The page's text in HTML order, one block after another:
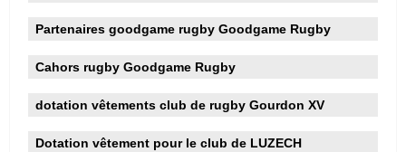
Partenaires goodgame rugby Goodgame Rugby
Cahors rugby Goodgame Rugby
dotation vêtements club de rugby Gourdon XV
Dotation vêtement pour le club de LUZECH